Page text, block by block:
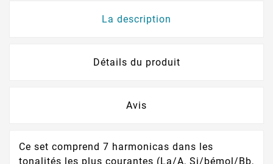
La description
Détails du produit
Avis
Ce set comprend 7 harmonicas dans les
tonalités les plus courantes (La/A, Si/bémol/Bb,